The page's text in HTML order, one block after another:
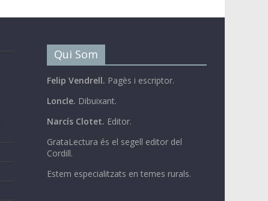
Qui Som
Felip Vendrell. Pagès i escriptor.
Loncle. Dibuixant.
Narcís Clotet. Editor.
GrataLectura és el segell editor del
Cordill.
Estem especialitzats en temes rurals.